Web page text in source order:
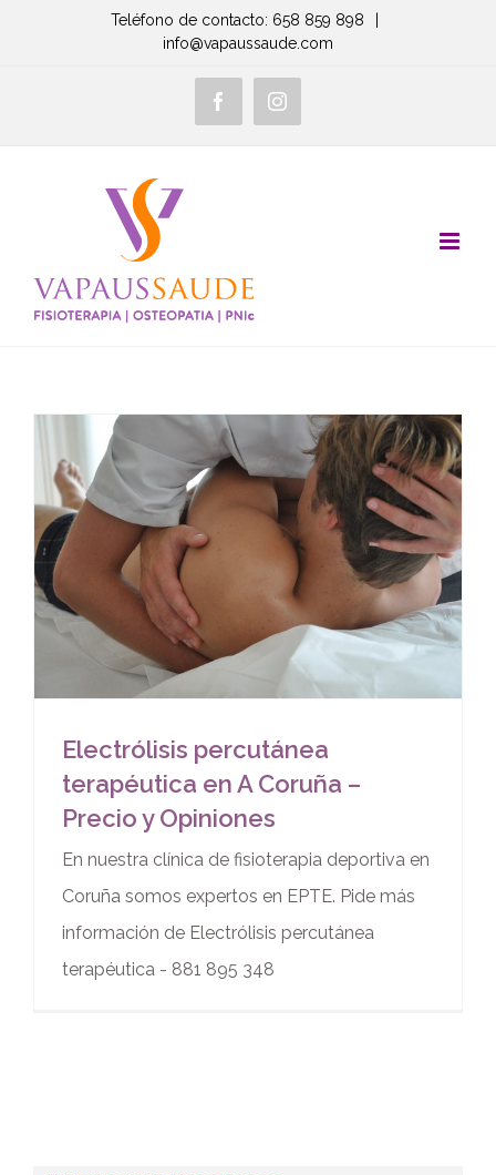
Teléfono de contacto: 658 859 898
info@vapaussaude.com
FacebookInstagram
Electrólisis percutánea
terapéutica en A Coruña –
Precio y Opiniones
En nuestra clínica de fisioterapia deportiva en
Coruña somos expertos en EPTE. Pide más
información de Electrólisis percutánea
terapéutica - 881 895 348